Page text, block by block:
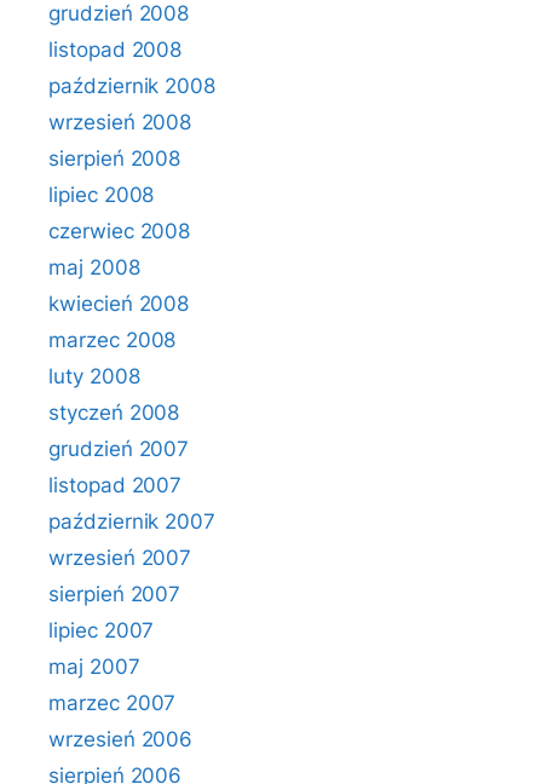
grudzień 2008
listopad 2008
październik 2008
wrzesień 2008
sierpień 2008
lipiec 2008
czerwiec 2008
maj 2008
kwiecień 2008
marzec 2008
luty 2008
styczeń 2008
grudzień 2007
listopad 2007
październik 2007
wrzesień 2007
sierpień 2007
lipiec 2007
maj 2007
marzec 2007
wrzesień 2006
sierpień 2006